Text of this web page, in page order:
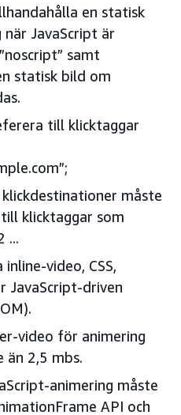
en statisk
JavaScript är
samt
statisk bild om
till klicktaggar
måste
klicktaggar som
...
video, CSS,
JavaScript-driven
video för animering
2,5 mbs.
animering måste
API och